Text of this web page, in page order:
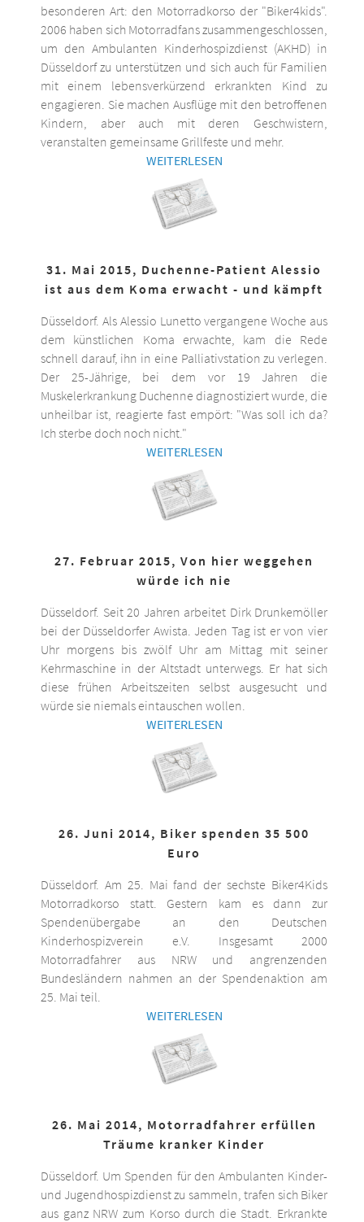
besonderen Art: den Motorradkorso der "Biker4kids".
2006 haben sich Motorradfans zusammengeschlossen,
um den Ambulanten Kinderhospizdienst (AKHD) in
Düsseldorf zu unterstützen und sich auch für Familien
mit einem lebensverkürzend erkrankten Kind zu
engagieren. Sie machen Ausflüge mit den betroffenen
Kindern, aber auch mit deren Geschwistern,
veranstalten gemeinsame Grillfeste und mehr.
WEITERLESEN
31. Mai 2015, Duchenne-Patient Alessio
ist aus dem Koma erwacht - und kämpft
Düsseldorf. Als Alessio Lunetto vergangene Woche aus
dem künstlichen Koma erwachte, kam die Rede
schnell darauf, ihn in eine Palliativstation zu verlegen.
Der 25-Jährige, bei dem vor 19 Jahren die
Muskelerkrankung Duchenne diagnostiziert wurde, die
unheilbar ist, reagierte fast empört: "Was soll ich da?
Ich sterbe doch noch nicht."
WEITERLESEN
27. Februar 2015, Von hier weggehen
würde ich nie
Düsseldorf. Seit 20 Jahren arbeitet Dirk Drunkemöller
bei der Düsseldorfer Awista. Jeden Tag ist er von vier
Uhr morgens bis zwölf Uhr am Mittag mit seiner
Kehrmaschine in der Altstadt unterwegs. Er hat sich
diese frühen Arbeitszeiten selbst ausgesucht und
würde sie niemals eintauschen wollen.
WEITERLESEN
26. Juni 2014, Biker spenden 35 500
Euro
Düsseldorf. Am 25. Mai fand der sechste Biker4Kids
Motorradkorso statt. Gestern kam es dann zur
Spendenübergabe an den Deutschen
Kinderhospizverein e.V. Insgesamt 2000
Motorradfahrer aus NRW und angrenzenden
Bundesländern nahmen an der Spendenaktion am
25. Mai teil.
WEITERLESEN
26. Mai 2014, Motorradfahrer erfüllen
Träume kranker Kinder
Düsseldorf. Um Spenden für den Ambulanten Kinder-
und Jugendhospizdienst zu sammeln, trafen sich Biker
aus ganz NRW zum Korso durch die Stadt. Erkrankte